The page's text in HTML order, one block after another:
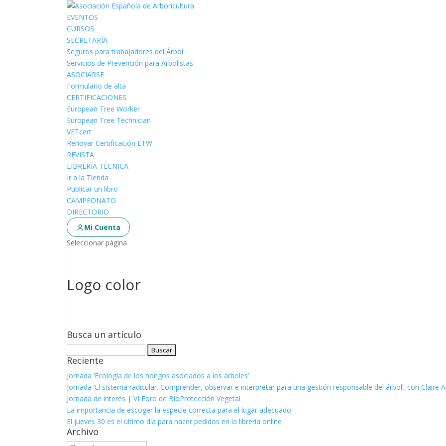
EVENTOS
CURSOS
SECRETARÍA
Seguros para trabajadores del Árbol
Servicios de Prevención para Arbolistas
ASOCIARSE
Formulario de alta
CERTIFICACIONES
European Tree Worker
European Tree Technician
VETcert
Renovar Certificación ETW
REVISTA
LIBRERÍA TÉCNICA
Ir a la Tienda
Publicar un libro
CAMPEONATO
DIRECTORIO
Mi Cuenta
Seleccionar página
Logo color
Busca un artículo
Reciente
Jornada ‘Ecología de los hongos asociados a los árboles’
Jornada ‘El sistema radicular. Comprender, observar e interpretar para una gestión responsable del árbol’, con Claire
Jornada de interés | VI Foro de BioProtección Vegetal
La importancia de escoger la especie correcta para el lugar adecuado
El jueves 30 es el último día para hacer pedidos en la librería online
Archivo